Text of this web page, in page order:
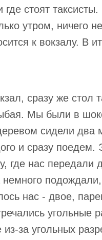
стоят
утром, ничего
к вокзалу. В
сразу же стол
Мы были в
сидели два
и сразу поедем.
где нас передали
нас - двое,
угольные
за угольных